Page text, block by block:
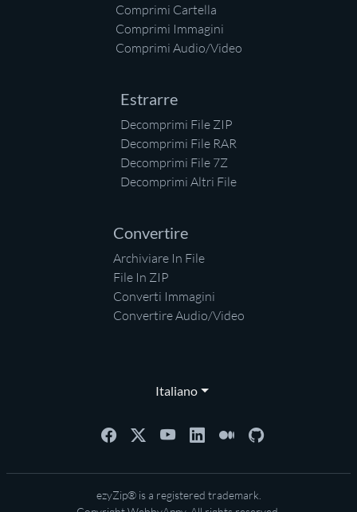
Comprimi Cartella
Comprimi Immagini
Comprimi Audio/Video
Estrarre
Decomprimi File ZIP
Decomprimi File RAR
Decomprimi File 7Z
Decomprimi Altri File
Convertire
Archiviare In File
File In ZIP
Converti Immagini
Convertire Audio/Video
Italiano
ezyZip® is a registered trademark.